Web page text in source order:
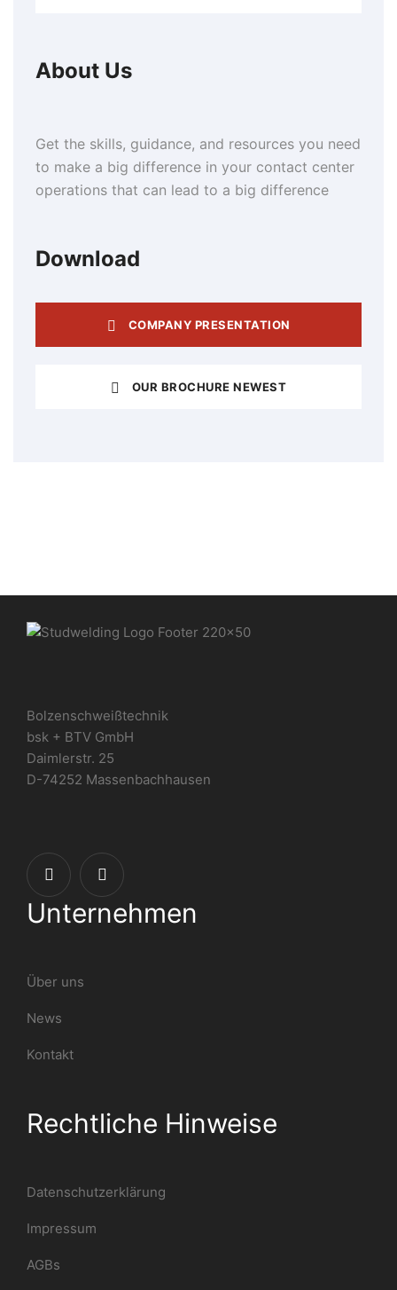
About Us
Get the skills, guidance, and resources you need
to make a big difference in your contact center
operations that can lead to a big difference
Download
COMPANY PRESENTATION
OUR BROCHURE NEWEST
Bolzenschweißtechnik
bsk + BTV GmbH
Daimlerstr. 25
D-74252 Massenbachhausen
Unternehmen
Über uns
News
Kontakt
Rechtliche Hinweise
Datenschutzerklärung
Impressum
AGBs